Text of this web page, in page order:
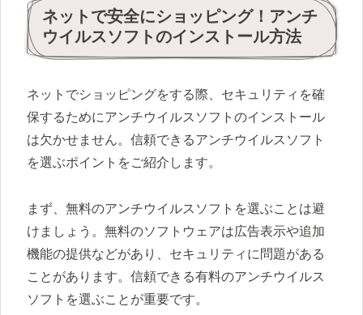
ネットで安全にショッピング！アンチ
ウイルスソフトのインストール方法
ネットでショッピングをする際、セキュリティを確
保するためにアンチウイルスソフトのインストール
は欠かせません。信頼できるアンチウイルスソフト
を選ぶポイントをご紹介します。
まず、無料のアンチウイルスソフトを選ぶことは避
けましょう。無料のソフトウェアは広告表示や追加
機能の提供などがあり、セキュリティに問題がある
ことがあります。信頼できる有料のアンチウイルス
ソフトを選ぶことが重要です。